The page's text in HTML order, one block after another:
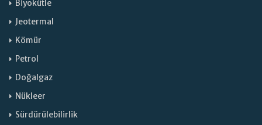
Biyokütle
Jeotermal
Kömür
Petrol
Doğalgaz
Nükleer
Sürdürülebilirlik